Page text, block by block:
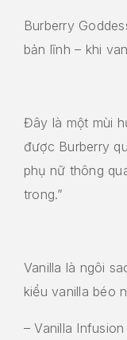
Burberry
bản lĩnh – khi
Đây là một mùi
được Burberry
phụ nữ thông
trong.”
Vanilla là ngôi
kiểu vanilla béo
– Vanilla